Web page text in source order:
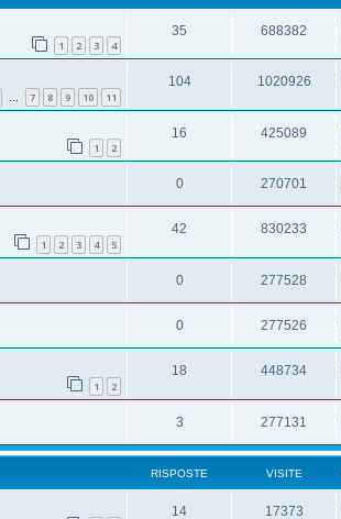
1 2 3 4
35 688382
… 7 8 9 10 11
104 1020926
1 2
16 425089
0 270701
1 2 3 4 5
42 830233
0 277528
0 277526
1 2
18 448734
3 277131
RISPOSTE VISITE
14 17373